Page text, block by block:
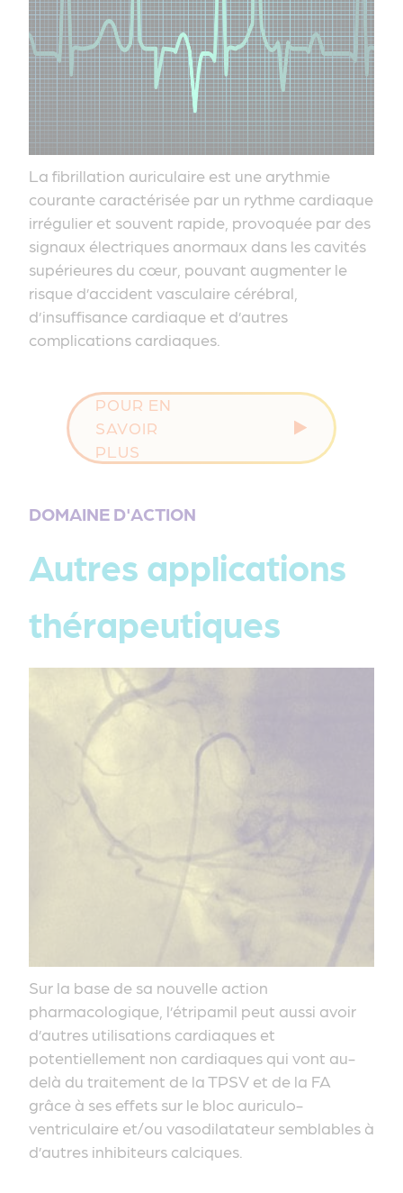
La fibrillation auriculaire est une arythmie
courante caractérisée par un rythme cardiaque
irrégulier et souvent rapide, provoquée par des
signaux électriques anormaux dans les cavités
supérieures du cœur, pouvant augmenter le
risque d’accident vasculaire cérébral,
d’insuffisance cardiaque et d’autres
complications cardiaques.
POUR EN
SAVOIR
PLUS
DOMAINE D'ACTION
Autres applications
thérapeutiques
Sur la base de sa nouvelle action
pharmacologique, l’étripamil peut aussi avoir
d’autres utilisations cardiaques et
potentiellement non cardiaques qui vont au-
delà du traitement de la TPSV et de la FA
grâce à ses effets sur le bloc auriculo-
ventriculaire et/ou vasodilatateur semblables à
d’autres inhibiteurs calciques.